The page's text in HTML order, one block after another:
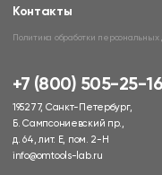
Контакты
Политика обработки
+7 (800) 505-25-16
195277, Санкт-Петербург,
Б. Сампсониевский пр.,
д. 64, лит. Е, пом. 2-Н
info@omtools-lab.ru